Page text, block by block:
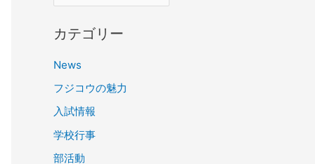
カテゴリー
News
フジコウの魅力
入試情報
学校行事
部活動